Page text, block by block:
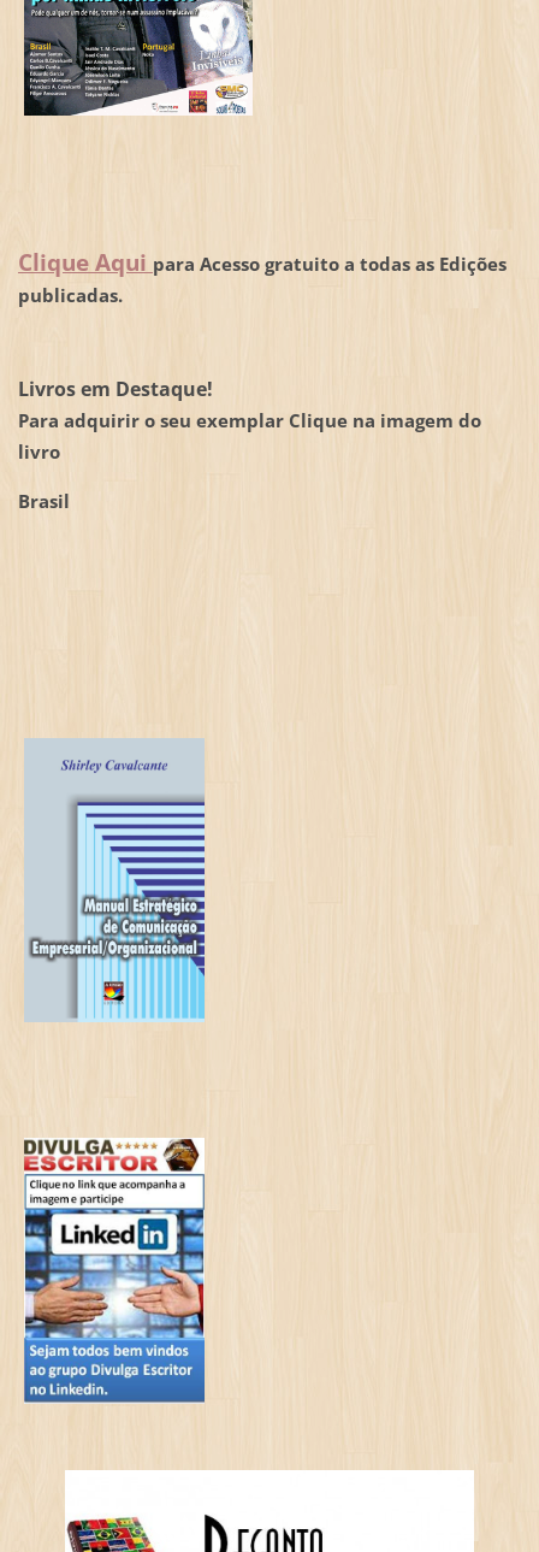
Clique Aqui para Acesso gratuito a todas as Edições
publicadas.
Livros em Destaque!
Para adquirir o seu exemplar Clique na imagem do
livro
Brasil